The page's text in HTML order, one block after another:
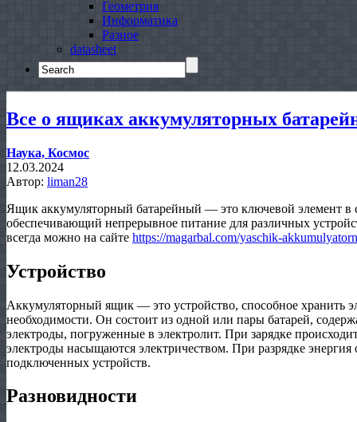
Геометрия
Информатика
Разное
datasheet
Search
for:
Все о ящиках аккумуляторных
Наука, Космос
12.03.2024
Автор: liman28
Ящик аккумуляторный батарейный — это ключевой элемент в
обеспечивающий непрерывное питание для различных
всегда можно на сайте https://magarbal.com/yaschik-
Устройство
Аккумуляторный ящик — это устройство, способное хранить
необходимости. Он состоит из одной или пары батарей,
электроды, погруженные в электролит. При зарядке
электроды насыщаются электричеством. При разрядке энергия
подключенных устройств.
Разновидности